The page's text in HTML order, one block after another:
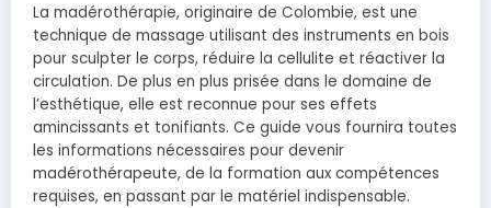
La madérothérapie, originaire de Colombie, est une
technique de massage utilisant des instruments en bois
pour sculpter le corps, réduire la cellulite et réactiver la
circulation. De plus en plus prisée dans le domaine de
l’esthétique, elle est reconnue pour ses effets
amincissants et tonifiants. Ce guide vous fournira toutes
les informations nécessaires pour devenir
madérothérapeute, de la formation aux compétences
requises, en passant par le matériel indispensable.